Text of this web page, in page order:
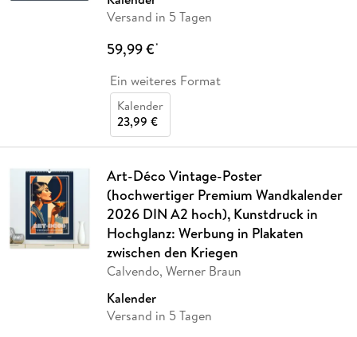
Versand in 5 Tagen
59,99 €*
Ein weiteres Format
Kalender
23,99 €
Art-Déco Vintage-Poster
(hochwertiger Premium Wandkalender
2026 DIN A2 hoch), Kunstdruck in
Hochglanz: Werbung in Plakaten
zwischen den Kriegen
Calvendo, Werner Braun
Kalender
Versand in 5 Tagen